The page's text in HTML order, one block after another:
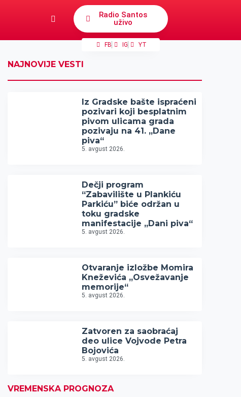
Radio Santos
uživo
FB IG YT
NAJNOVIJE VESTI
Iz Gradske bašte ispraćeni
pozivari koji besplatnim
pivom ulicama grada
pozivaju na 41. „Dane
piva“
5. avgust 2026.
Dečji program
“Zabavilište u Plankiću
Parkiću” biće održan u
toku gradske
manifestacije „Dani piva“
5. avgust 2026.
Otvaranje izložbe Momira
Kneževića „Osvežavanje
memorije“
5. avgust 2026.
Zatvoren za saobraćaj
deo ulice Vojvode Petra
Bojovića
5. avgust 2026.
VREMENSKA PROGNOZA